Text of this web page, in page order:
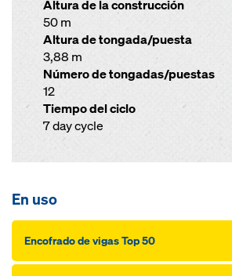
Altura de la construcción
50 m
Altura de tongada/puesta
3,88 m
Número de tongadas/puestas
12
Tiempo del ciclo
7 day cycle
En uso
Encofrado de vigas Top 50